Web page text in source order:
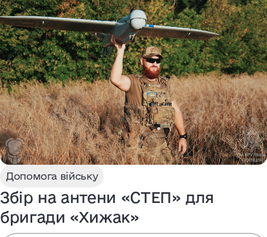
Допомога війську
Збір на антени «СТЕП» для
бригади «Хижак»